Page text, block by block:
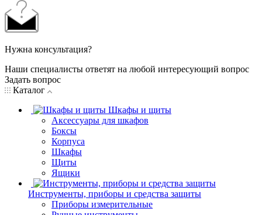
Нужна консультация?
Наши специалисты ответят на любой интересующий вопрос
Задать вопрос
Каталог
Шкафы и щиты
Аксессуары для шкафов
Боксы
Корпуса
Шкафы
Щиты
Ящики
Инструменты, приборы и средства защиты
Приборы измерительные